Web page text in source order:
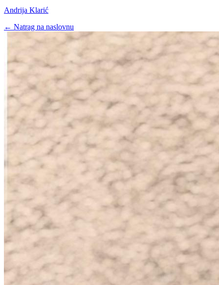
Andrija Klarić
← Natrag na naslovnu